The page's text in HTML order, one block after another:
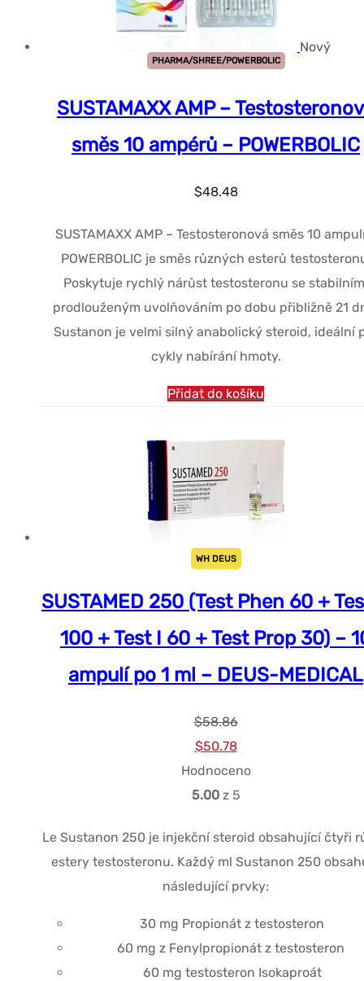
Nový
PHARMA/SHREE/POWERBOLIC
SUSTAMAXX AMP –
směs 10 ampérů – POWERBOLIC
$48.48
SUSTAMAXX AMP – Testosteronová směs 10
POWERBOLIC je směs různých esterů
Poskytuje rychlý nárůst testosteronu se
prodlouženým uvolňováním po dobu přibližně 21
Sustanon je velmi silný anabolický steroid, ideální
cykly nabírání hmoty.
Přidat do košíku
WH DEUS
SUSTAMED 250 (Test Phen 60 +
100 + Test I 60 + Test Prop 30) –
ampulí po 1 ml – DEUS-MEDICAL
$58.86
Původní
cena
byla:
$50.78Současná
cena
je:
Hodnoceno
5.00z 5
Le Sustanon 250 je injekční steroid obsahující čtyři
estery testosteronu. Každý ml Sustanon 250
následující prvky:
30 mg Propionát z testosteron
60 mg z Fenylpropionátz testosteron
60 mg testosteron Isokaproát